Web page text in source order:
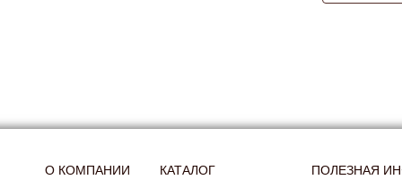
О КОМПАНИИ КАТАЛОГ ПОЛЕЗНАЯ